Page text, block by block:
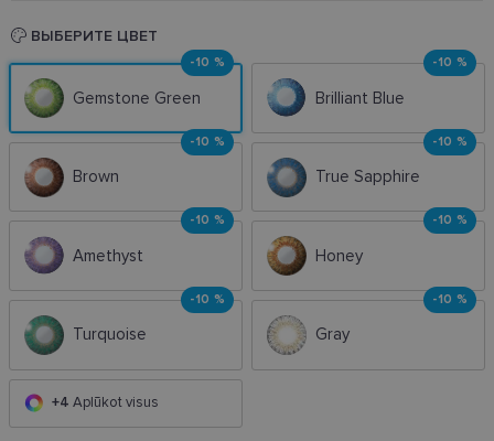
ВЫБЕРИТЕ ЦВЕТ
Gemstone Green
-10 %
Brilliant Blue
-10 %
Brown
-10 %
True Sapphire
-10 %
Amethyst
-10 %
Honey
-10 %
Turquoise
-10 %
Gray
-10 %
+4 Aplūkot visus